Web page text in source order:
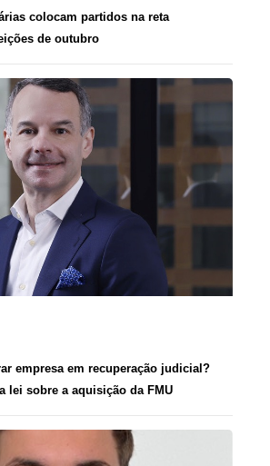
colocam partidos na reta
de outubro
empresa em recuperação judicial?
lei sobre a aquisição da FMU